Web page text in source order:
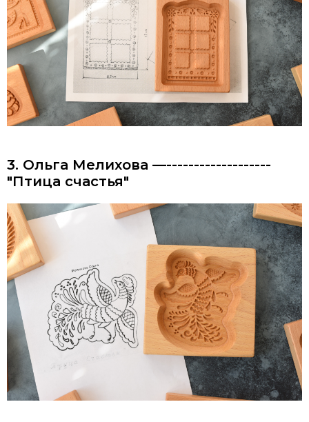
3. Ольга Мелихова —-------------------
"Птица счастья"